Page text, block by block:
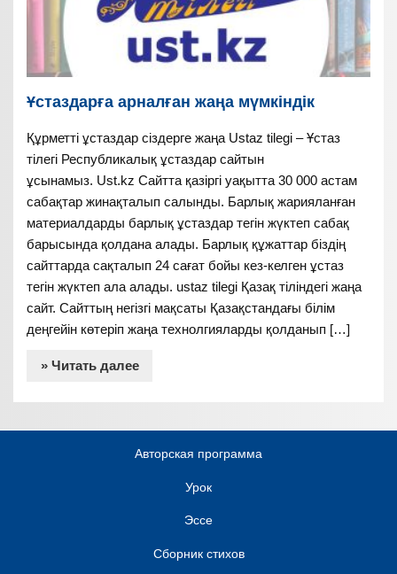
Ұстаздарға арналған жаңа мүмкіндік
Құрметті ұстаздар сіздерге жаңа Ustaz tilegi – Ұстаз
тілегі Республикалық ұстаздар сайтын
ұсынамыз. Ust.kz Сайтта қазіргі уақытта 30 000 астам
сабақтар жинақталып салынды. Барлық жарияланған
материалдарды барлық ұстаздар тегін жүктеп сабақ
барысында қолдана алады. Барлық құжаттар біздің
сайттарда сақталып 24 сағат бойы кез-келген ұстаз
тегін жүктеп ала алады. ustaz tilegi Қазақ тіліндегі жаңа
сайт. Сайттың негізгі мақсаты Қазақстандағы білім
деңгейін көтеріп жаңа технолгияларды қолданып […]
» Читать далее
Авторская программа
Урок
Эссе
Сборник стихов